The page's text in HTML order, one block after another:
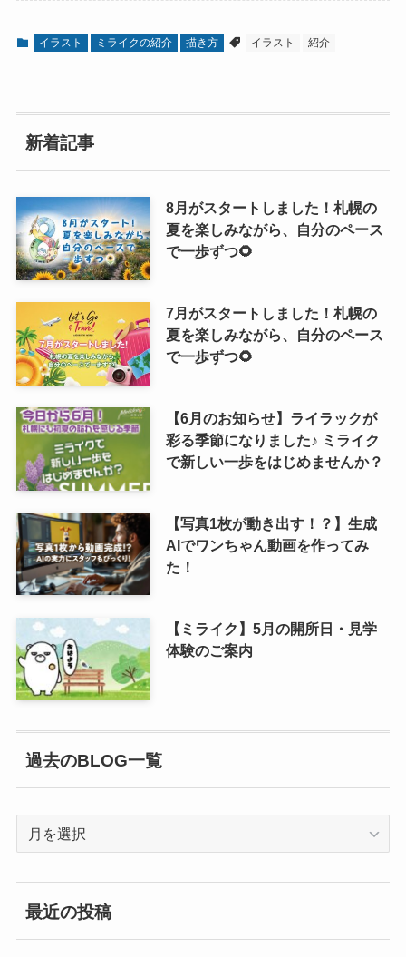
イラスト ミライクの紹介 描き方 イラスト 紹介
新着記事
8月がスタートしました！札幌の
夏を楽しみながら、自分のペース
で一歩ずつ🌻
7月がスタートしました！札幌の
夏を楽しみながら、自分のペース
で一歩ずつ🌻
【6月のお知らせ】ライラックが
彩る季節になりました♪ ミライク
で新しい一歩をはじめませんか？
【写真1枚が動き出す！？】生成
AIでワンちゃん動画を作ってみ
た！
【ミライク】5月の開所日・見学
体験のご案内
過去のBLOG一覧
一
覧
最近の投稿